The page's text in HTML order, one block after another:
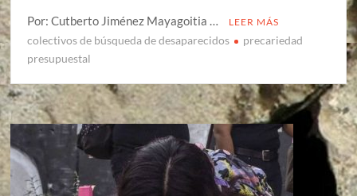
Por: Cutberto Jiménez Mayagoitia …
LEER MÁS
colectivos de búsqueda de desaparecidos
precariedad
presupuestal